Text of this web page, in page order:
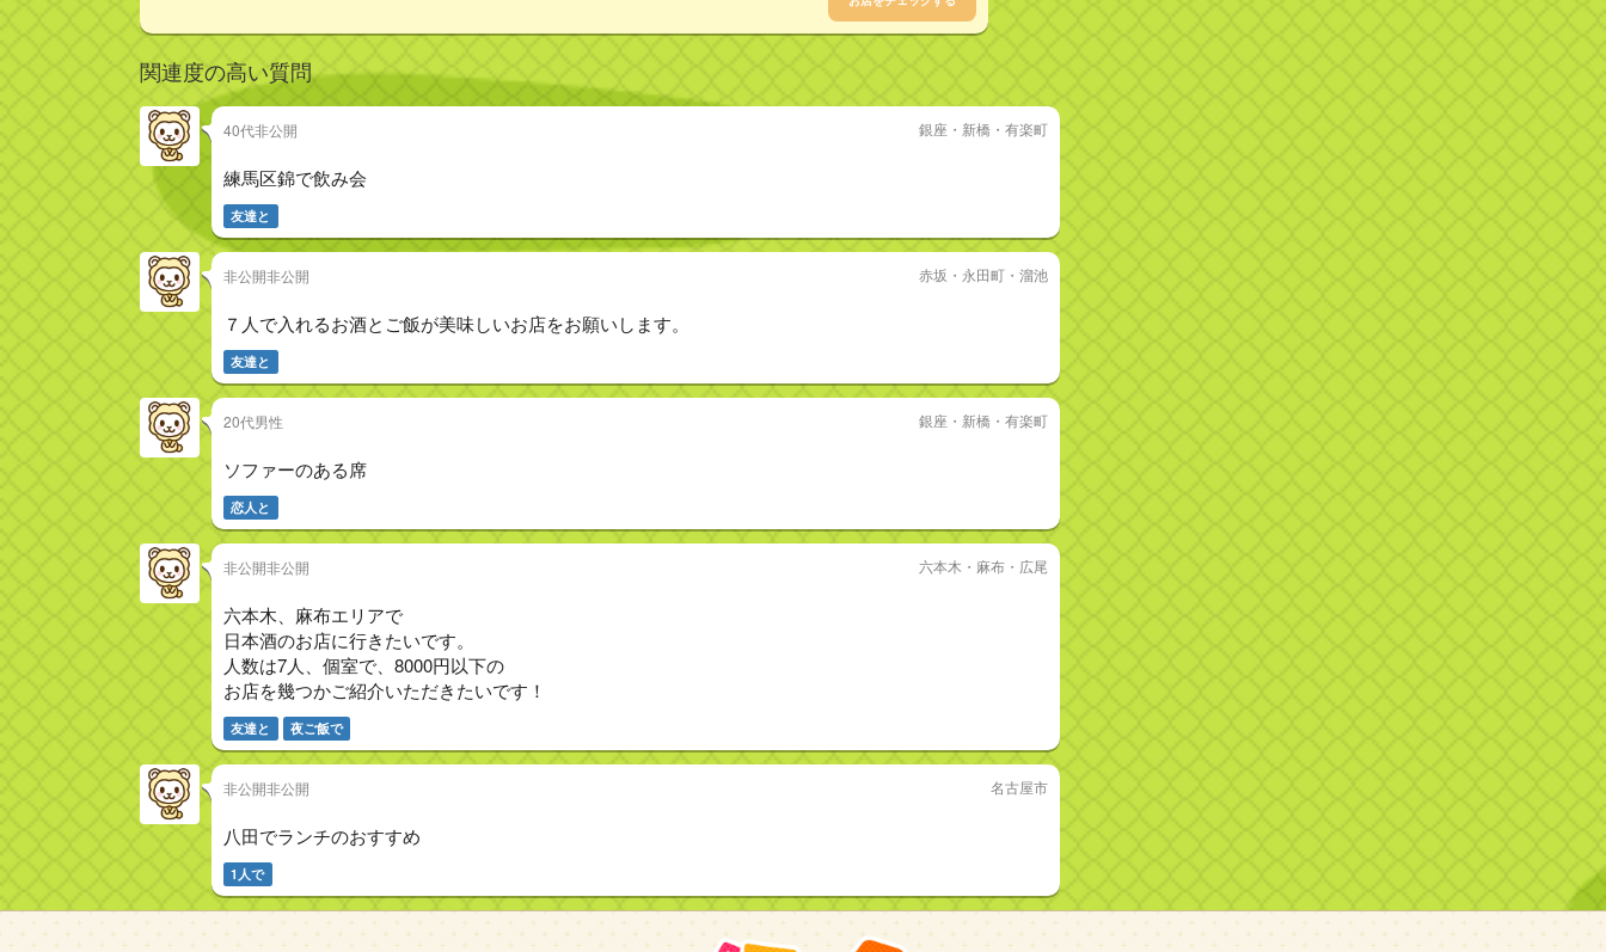
関連度の高い質問
40代非公開 銀座・新橋・有楽町
練馬区錦で飲み会
友達と
非公開非公開 赤坂・永田町・溜池
７人で入れるお酒とご飯が美味しいお店をお願いします。
友達と
20代男性 銀座・新橋・有楽町
ソファーのある席
恋人と
非公開非公開 六本木・麻布・広尾
六本木、麻布エリアで
日本酒のお店に行きたいです。
人数は7人、個室で、8000円以下の
お店を幾つかご紹介いただきたいです！
友達と 夜ご飯で
非公開非公開 名古屋市
八田でランチのおすすめ
1人で